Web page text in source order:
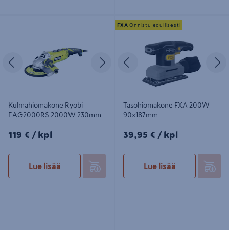
Edellinen Seuraava
Kulmahiomakone Ryobi
EAG2000RS 2000W 230mm
119€/kpl
119 € / kpl
Lue lisää
Tasohiomakone FXA 200W
90x187mm
Edellinen
Tasohiomakone FXA 200W
90x187mm
39,95€/kpl
39,95 € / kpl
Lue lisää
FXA Onnistu edullisesti